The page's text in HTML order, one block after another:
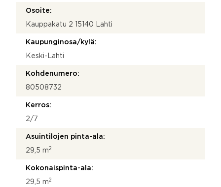
Osoite:
Kauppakatu 2 15140 Lahti
Kaupunginosa/kylä:
Keski-Lahti
Kohdenumero:
80508732
Kerros:
2/7
Asuintilojen pinta-ala:
29,5 m2
Kokonaispinta-ala:
29,5 m2